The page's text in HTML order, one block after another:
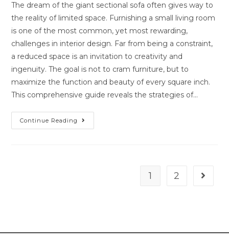
The dream of the giant sectional sofa often gives way to
the reality of limited space. Furnishing a small living room
is one of the most common, yet most rewarding,
challenges in interior design. Far from being a constraint,
a reduced space is an invitation to creativity and
ingenuity. The goal is not to cram furniture, but to
maximize the function and beauty of every square inch.
This comprehensive guide reveals the strategies of...
Continue Reading
1 2